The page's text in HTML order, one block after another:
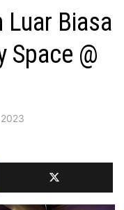
Luar Biasa
Space @